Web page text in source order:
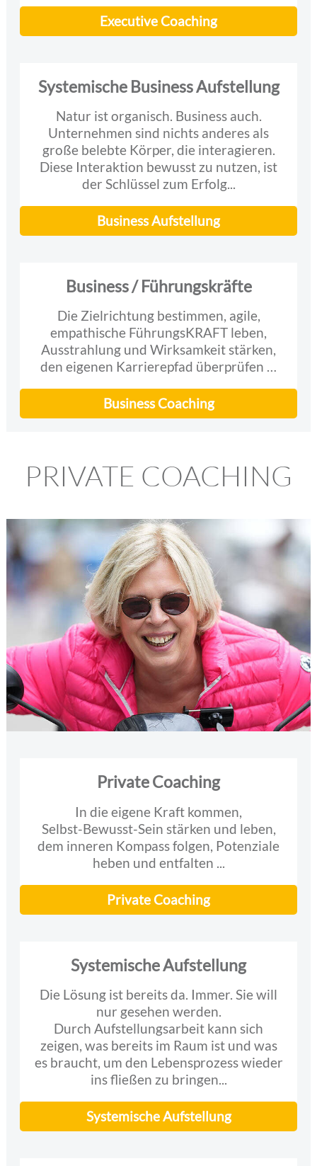
Executive Coaching
Systemische Business Aufstellung
Natur ist organisch. Business auch.
Unternehmen sind nichts anderes als
große belebte Körper, die interagieren.
Diese Interaktion bewusst zu nutzen, ist
der Schlüssel zum Erfolg...
Business Aufstellung
Business / Führungskräfte
Die Zielrichtung bestimmen, agile,
empathische FührungsKRAFT leben,
Ausstrahlung und Wirksamkeit stärken,
den eigenen Karrierepfad überprüfen …
Business Coaching
PRIVATE COACHING
Private Coaching
In die eigene Kraft kommen,
Selbst-Bewusst-Sein stärken und leben,
dem inneren Kompass folgen, Potenziale
heben und entfalten ...
Private Coaching
Systemische Aufstellung
Die Lösung ist bereits da. Immer. Sie will
nur gesehen werden.
Durch Aufstellungsarbeit kann sich
zeigen, was bereits im Raum ist und was
es braucht, um den Lebensprozess wieder
ins fließen zu bringen...
Systemische Aufstellung